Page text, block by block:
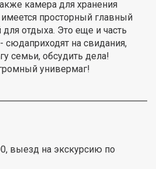
камера для хранения
просторный главный
отдыха. Это еще и часть
на свидания,
семьи, обсудить дела!
универмаг!
выезд на экскурсию по